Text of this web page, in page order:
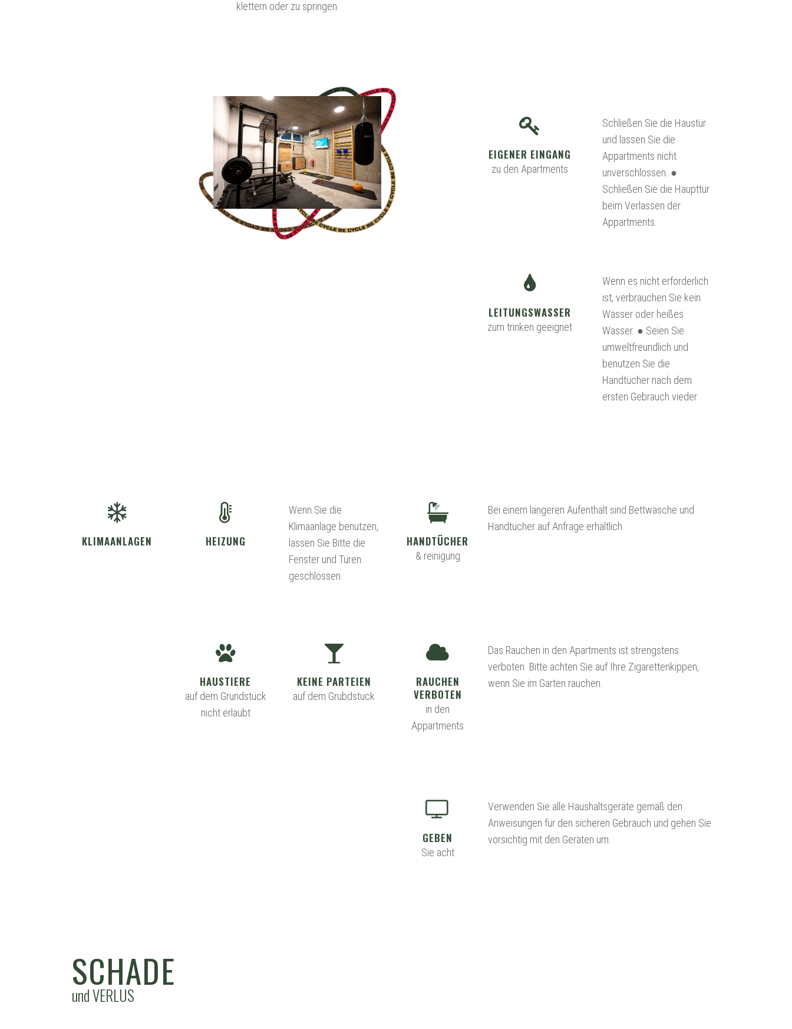
klettern oder zu springen.
EIGENER EINGANG
zu den Apartments
Schließen Sie die Haustür
und lassen Sie die
Appartments nicht
unverschlossen. ●
Schließen Sie die Haupttür
beim Verlassen der
Appartments.
LEITUNGSWASSER
zum trinken geeignet
Wenn es nicht erforderlich
ist, verbrauchen Sie kein
Wasser oder heißes
Wasser. ● Seien Sie
umweltfreundlich und
benutzen Sie die
Handtücher nach dem
ersten Gebrauch vieder.
KLIMAANLAGEN HEIZUNG
Wenn Sie die
Klimaanlage benutzen,
lassen Sie Bitte die
Fenster und Türen
geschlossen.
HANDTÜCHER
& reinigung
Bei einem längeren Aufenthalt sind Bettwäsche und
Handtücher auf Anfrage erhältlich.
HAUSTIERE
auf dem Grundstück
nicht erlaubt
KEINE PARTEIEN
auf dem Grubdstuck
RAUCHEN
VERBOTEN
in den
Appartments
Das Rauchen in den Apartments ist strengstens
verboten. Bitte achten Sie auf Ihre Zigarettenkippen,
wenn Sie im Garten rauchen.
GEBEN
Sie acht
Verwenden Sie alle Haushaltsgeräte gemäß den
Anweisungen für den sicheren Gebrauch und gehen Sie
vorsichtig mit den Geräten um.
SCHADE
und VERLUS